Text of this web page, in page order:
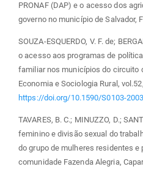
PRONAF (DAP) e o acesso dos
governo no município de Salvador,
SOUZA-ESQUERDO, V. F. de;
o acesso aos programas de
familiar nos municípios do circuito
Economia e Sociologia Rural,
https://doi.org/10.1590/S0103-
TAVARES, B. C.; MINUZZO, D.;
feminino e divisão sexual do
do grupo de mulheres residentes e
comunidade Fazenda Alegria,